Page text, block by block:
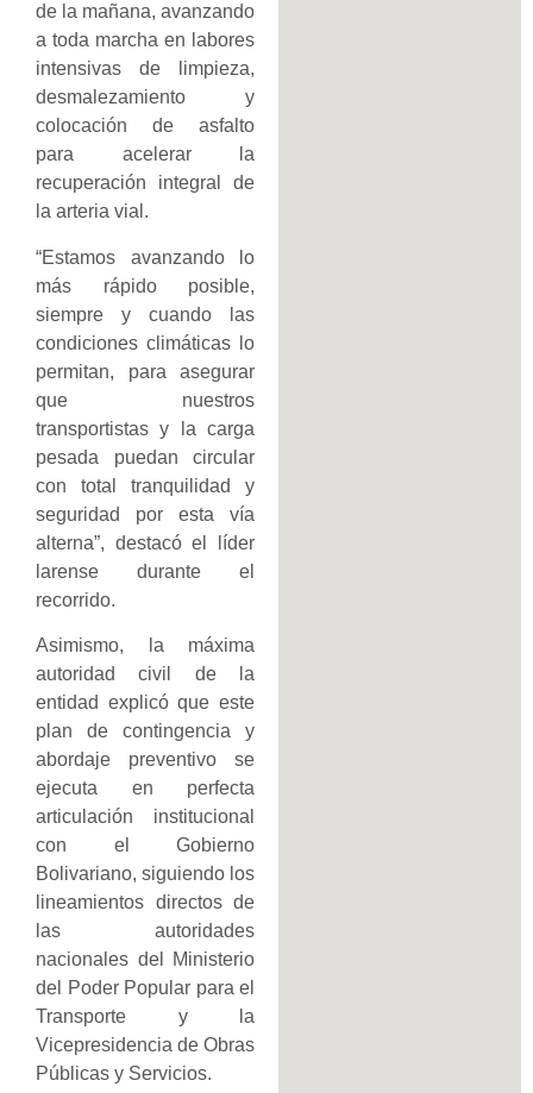
de la mañana, avanzando
a toda marcha en labores
intensivas de limpieza,
desmalezamiento y
colocación de asfalto
para acelerar la
recuperación integral de
la arteria vial.
“Estamos avanzando lo
más rápido posible,
siempre y cuando las
condiciones climáticas lo
permitan, para asegurar
que nuestros
transportistas y la carga
pesada puedan circular
con total tranquilidad y
seguridad por esta vía
alterna”, destacó el líder
larense durante el
recorrido.
Asimismo, la máxima
autoridad civil de la
entidad explicó que este
plan de contingencia y
abordaje preventivo se
ejecuta en perfecta
articulación institucional
con el Gobierno
Bolivariano, siguiendo los
lineamientos directos de
las autoridades
nacionales del Ministerio
del Poder Popular para el
Transporte y la
Vicepresidencia de Obras
Públicas y Servicios.